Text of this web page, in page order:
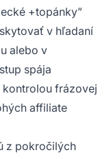
+topánky”
v hľadaní
alebo v
spája
frázovej
affiliate
z pokročilých